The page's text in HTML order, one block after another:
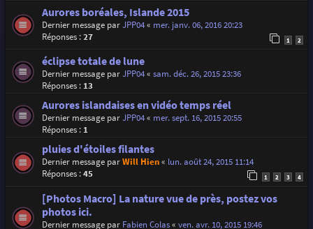
Aurores boréales, Islande 2015
Dernier message parJPP04« mer. janv. 06, 2016 20:23
Réponses :27 1 2
éclipse totale de lune
Dernier message parJPP04« sam. déc. 26, 2015 23:36
Réponses : 13
Aurores islandaises en vidéo temps réel
Dernier message parJPP04« mer. sept. 16, 2015 20:55
Réponses : 1
pluies d'étoiles filantes
Dernier message parWill Hien« lun. août 24, 2015 11:14
Réponses :45 1 2 3 4
[Photos Macro] La nature vue de près, postez vos
photos ici.
Dernier message par Fabien Colas« ven. avr. 10, 2015 19:46